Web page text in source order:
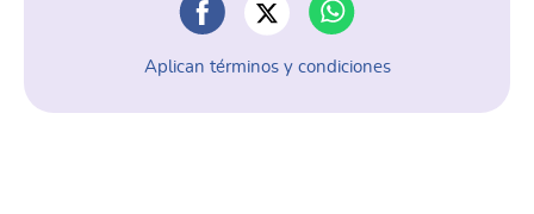
Aplican términos y condiciones